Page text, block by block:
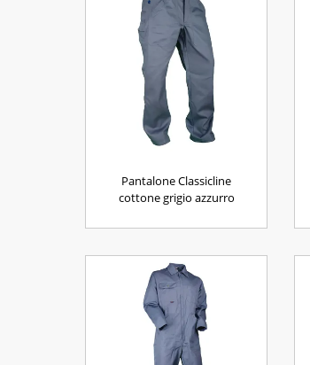
Pantalone Classicline
cottone grigio azzurro